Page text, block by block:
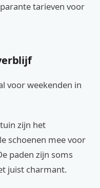
tarieven voor
voor weekenden in
zijn het
schoenen mee voor
paden zijn soms
juist charmant.